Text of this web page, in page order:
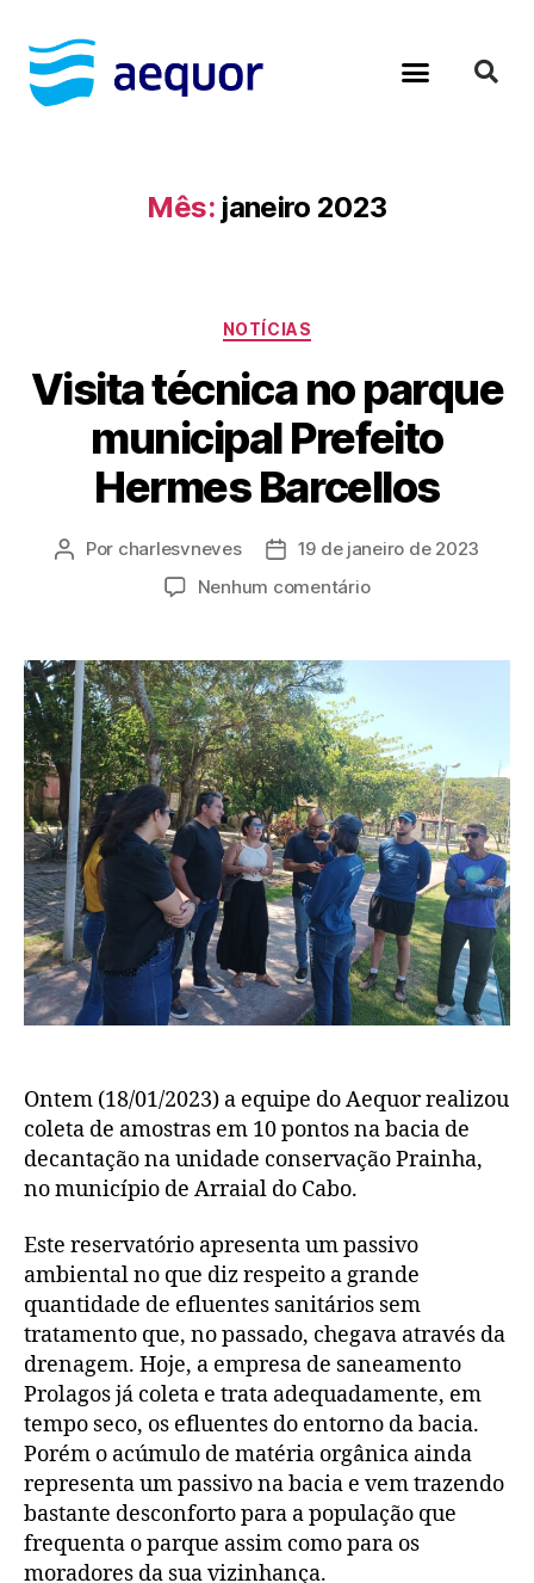
Mês: janeiro 2023
NOTÍCIAS
Visita técnica no parque
municipal Prefeito
Hermes Barcellos
Por charlesvneves
19 de janeiro de 2023
Nenhum comentário
Ontem (18/01/2023) a equipe do Aequor realizou
coleta de amostras em 10 pontos na bacia de
decantação na unidade conservação Prainha,
no município de Arraial do Cabo.
Este reservatório apresenta um passivo
ambiental no que diz respeito a grande
quantidade de efluentes sanitários sem
tratamento que, no passado, chegava através da
drenagem. Hoje, a empresa de saneamento
Prolagos já coleta e trata adequadamente, em
tempo seco, os efluentes do entorno da bacia.
Porém o acúmulo de matéria orgânica ainda
representa um passivo na bacia e vem trazendo
bastante desconforto para a população que
frequenta o parque assim como para os
moradores da sua vizinhança.